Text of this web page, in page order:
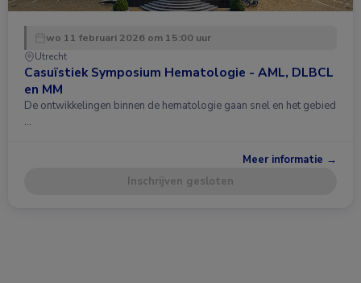
wo 11 februari 2026 om 15:00 uur
Utrecht
Casuïstiek Symposium Hematologie - AML, DLBCL
en MM
De ontwikkelingen binnen de hematologie gaan snel en het gebied
…
Meer informatie →
Inschrijven gesloten